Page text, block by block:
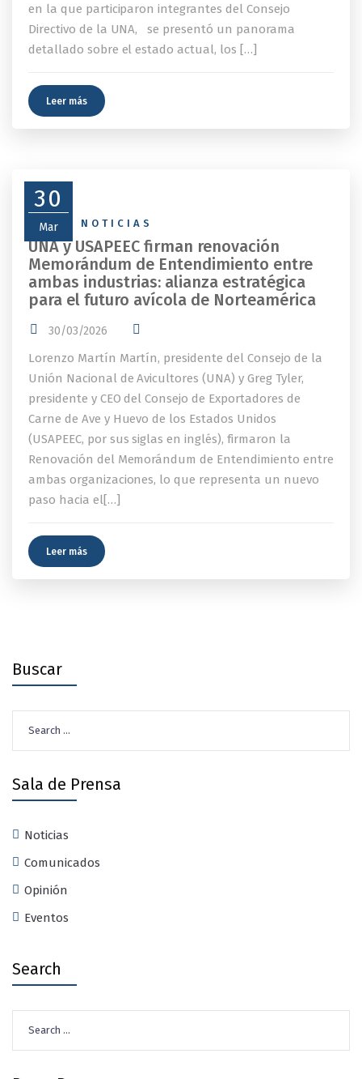
en la que participaron integrantes del Consejo
Directivo de la UNA, se presentó un panorama
detallado sobre el estado actual, los […]
Leer más
30
Mar
NEWS NOTICIAS
UNA y USAPEEC firman renovación
Memorándum de Entendimiento entre
ambas industrias: alianza estratégica
para el futuro avícola de Norteamérica
30/03/2026
Lorenzo Martín Martín, presidente del Consejo de la
Unión Nacional de Avicultores (UNA) y Greg Tyler,
presidente y CEO del Consejo de Exportadores de
Carne de Ave y Huevo de los Estados Unidos
(USAPEEC, por sus siglas en inglés), firmaron la
Renovación del Memorándum de Entendimiento entre
ambas organizaciones, lo que representa un nuevo
paso hacia el[…]
Leer más
Buscar
for:
Sala de Prensa
Noticias
Comunicados
Opinión
Eventos
Search
for: